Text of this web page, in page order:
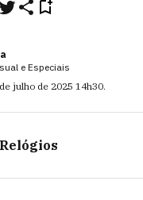
e Especiais
julho de 2025 14h30.
Relógios